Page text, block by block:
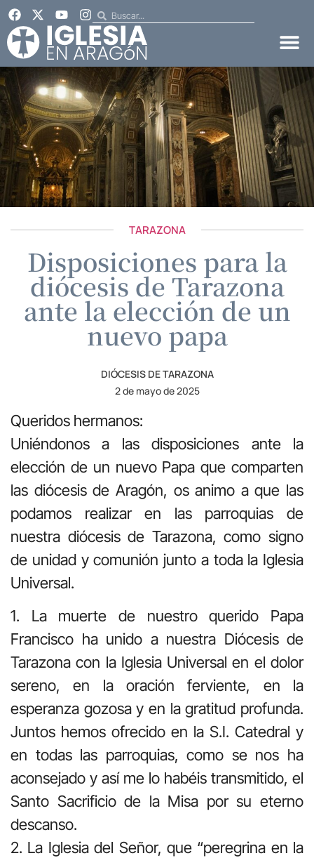
TARAZONA
Disposiciones para la
diócesis de Tarazona
ante la elección de un
nuevo papa
DIÓCESIS DE TARAZONA
2 de mayo de 2025
Queridos hermanos:
Uniéndonos a las disposiciones ante la
elección de un nuevo Papa que comparten
las diócesis de Aragón, os animo a que las
podamos realizar en las parroquias de
nuestra diócesis de Tarazona, como signo
de unidad y comunión junto a toda la Iglesia
Universal.
1. La muerte de nuestro querido Papa
Francisco ha unido a nuestra Diócesis de
Tarazona con la Iglesia Universal en el dolor
sereno, en la oración ferviente, en la
esperanza gozosa y en la gratitud profunda.
Juntos hemos ofrecido en la S.I. Catedral y
en todas las parroquias, como se nos ha
aconsejado y así me lo habéis transmitido, el
Santo Sacrificio de la Misa por su eterno
descanso.
2. La Iglesia del Señor, que “peregrina en la